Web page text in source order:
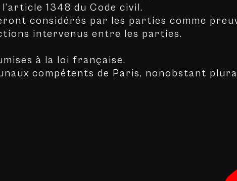
1348 du Code civil.
considérés par les parties comme
intervenus entre les parties.
à la loi française.
compétents de Paris, nonobstant